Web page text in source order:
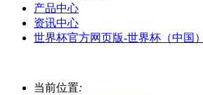
产品中心
资讯中心
世界杯官方网页版-世界杯（中国）
当前位置: